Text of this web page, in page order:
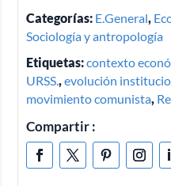
Categorías: E.General,
Sociología y antropología
Etiquetas:contexto
URSS.,evolución
movimiento comunista,
Compartir :